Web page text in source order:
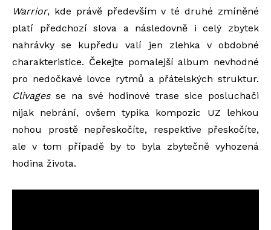
Warrior, kde právě především v té druhé zmíněné
platí předchozí slova a následovně i celý zbytek
nahrávky se kupředu valí jen zlehka v obdobné
charakteristice. Čekejte pomalejší album nevhodné
pro nedočkavé lovce rytmů a přátelských struktur.
Clivagesse na své hodinové trase sice posluchači
nijak nebrání, ovšem typika kompozic UZ lehkou
nohou prostě nepřeskočíte, respektive přeskočíte,
ale v tom případě by to byla zbytečně vyhozená
hodina života.